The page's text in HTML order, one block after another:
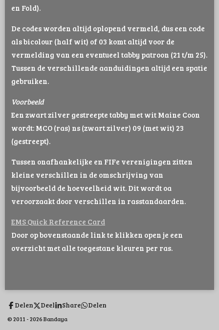
en Fold).
De codes worden altijd oplopend vermeld, dus een code
als bicolour (half wit) of 03 komt altijd voor de
vermelding van een eventueel tabby patroon (21 t/m 25).
Tussen de verschillende aanduidingen altijd een spatie
gebruiken.
Voorbeeld
Een zwart zilver gestreepte tabby met wit Maine Coon
wordt: MCO (ras) ns (zwart zilver) 09 (met wit) 23
(gestreept).
Tussen onafhankelijke en FIFe verenigingen zitten
kleine verschillen in de omschrijving van
bijvoorbeeld de hoeveelheid wit. Dit wordt oa
veroorzaakt door verschillen in rasstandaarden.
EMS Quick Reference Card
Door op bovenstaande link te klikken open je een
overzicht met alle toegestane kleuren per ras.
Delen Deel Share Delen
© 2011 - 2026 Bandaya